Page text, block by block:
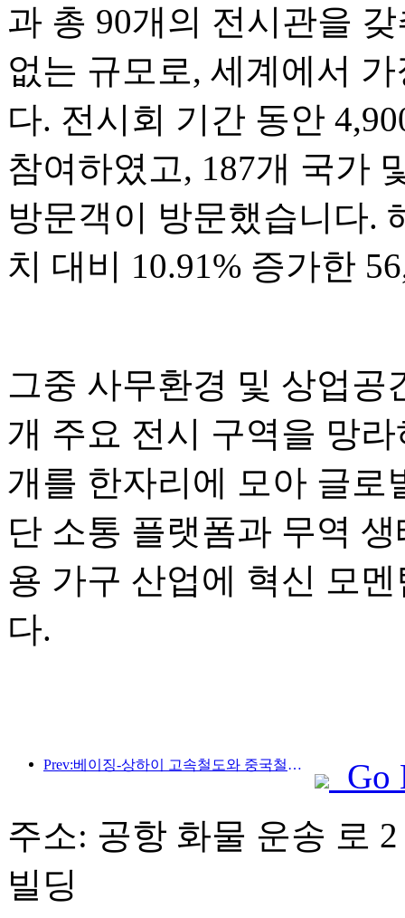
과 총 90개의 전시관을
없는 규모로, 세계에서
다. 전시회 기간 동안
참여하였고, 187개 국가
방문객이 방문했습니다.
치 대비 10.91% 증가한
그중 사무환경 및 상업공
개 주요 전시 구역을 망
개를 한자리에 모아 글로
단 소통 플랫폼과 무역
용 가구 산업에 혁신 모
다.
Prev:베이징-상하이 고속철도와 중국철도경제연구원은 고속철도의 고품질 발전을 공동으로 추진하기 위한 전략적 협력을 체결했습니다.
Go
주소: 공항 화물 운송 로
빌딩